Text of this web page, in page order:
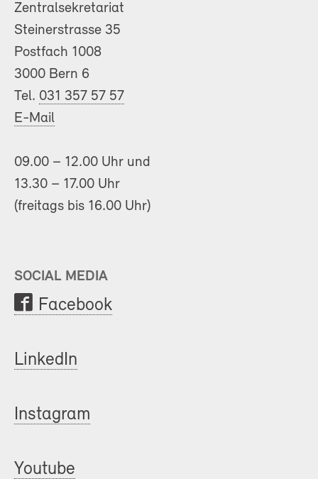
Zentralsekretariat
Steinerstrasse 35
Postfach 1008
3000 Bern 6
Tel. 031 357 57 57
E-Mail
09.00 – 12.00 Uhr und
13.30 – 17.00 Uhr
(freitags bis 16.00 Uhr)
SOCIAL MEDIA
Facebook
LinkedIn
Instagram
Youtube